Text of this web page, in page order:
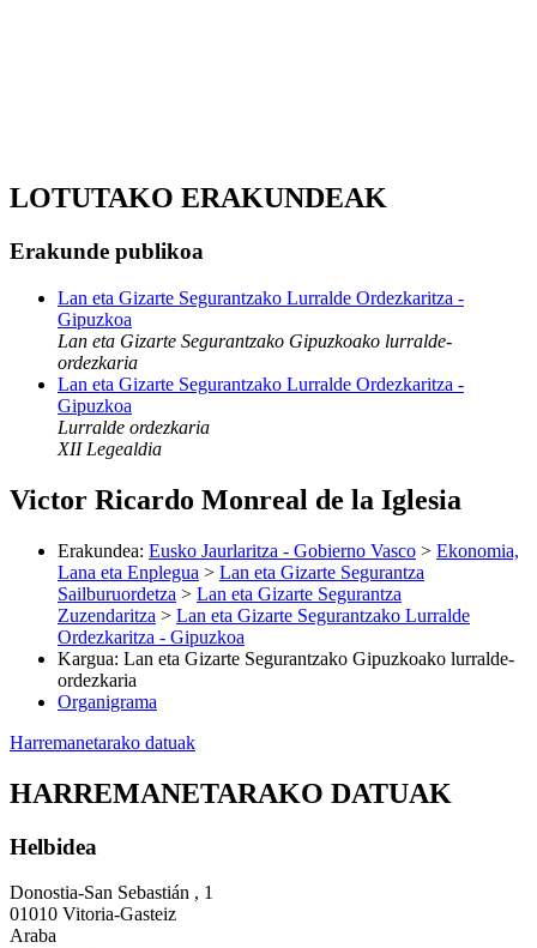
LOTUTAKO ERAKUNDEAK
Erakunde publikoa
Lan eta Gizarte Segurantzako Lurralde Ordezkaritza -
Gipuzkoa
Lan eta Gizarte Segurantzako Gipuzkoako lurralde-
ordezkaria
Lan eta Gizarte Segurantzako Lurralde Ordezkaritza -
Gipuzkoa
Lurralde ordezkaria
XII Legealdia
Victor Ricardo Monreal de la Iglesia
Erakundea: Eusko Jaurlaritza - Gobierno Vasco > Ekonomia,
Lana eta Enplegua > Lan eta Gizarte Segurantza
Sailburuordetza > Lan eta Gizarte Segurantza
Zuzendaritza > Lan eta Gizarte Segurantzako Lurralde
Ordezkaritza - Gipuzkoa
Kargua: Lan eta Gizarte Segurantzako Gipuzkoako lurralde-
ordezkaria
Organigrama
Harremanetarako datuak
HARREMANETARAKO DATUAK
Helbidea
Donostia-San Sebastián , 1
01010 Vitoria-Gasteiz
Araba